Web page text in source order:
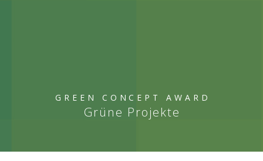
GREEN CONCEPT AWARD
Grüne Projekte